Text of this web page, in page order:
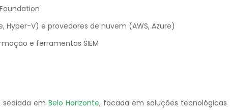
Hyper-V) e provedores de nuvem (AWS, Azure)
e ferramentas SIEM
em Belo Horizonte, focada em soluções tecnológicas